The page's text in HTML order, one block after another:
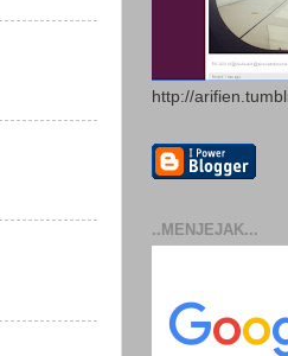
http://
..MENJEJAK...